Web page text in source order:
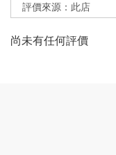
尚未有任何評價